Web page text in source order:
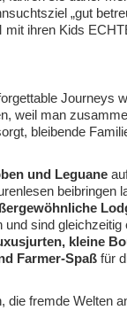
„gut
ihren Kids
Journeys
weil man
bleibende
und Leguane
beibringen
sind gleichzeitig
kleine
Farmer-Spaß für
die fremde Welten